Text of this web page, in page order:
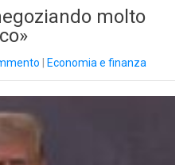
molto
Economia e finanza